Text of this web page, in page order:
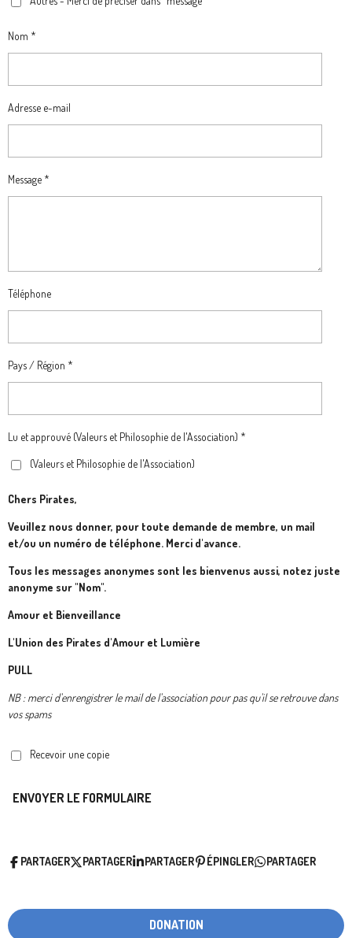
Nom *
Adresse e-mail
Message *
Téléphone
Pays / Région *
Lu et approuvé (Valeurs et Philosophie de l'Association) *
(Valeurs et Philosophie de l'Association)
Chers Pirates,
Veuillez nous donner, pour toute demande de membre, un mail
et/ou un numéro de téléphone. Merci d'avance.
Tous les messages anonymes sont les bienvenus aussi, notez juste
anonyme sur "Nom".
Amour et Bienveillance
L'Union des Pirates d'Amour et Lumière
PULL
NB : merci d'enrengistrer le mail de l'association pour pas qu'il se retrouve dans
vos spams
Recevoir une copie
ENVOYER LE FORMULAIRE
PARTAGER PARTAGER PARTAGER ÉPINGLER PARTAGER
DONATION